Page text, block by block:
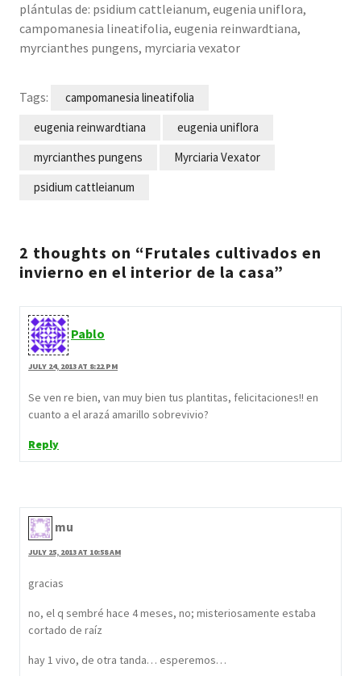
plántulas de: psidium cattleianum, eugenia uniflora,
campomanesia lineatifolia, eugenia reinwardtiana,
myrcianthes pungens, myrciaria vexator
Tags:
campomanesia lineatifolia
eugenia reinwardtiana
eugenia uniflora
myrcianthes pungens
Myrciaria Vexator
psidium cattleianum
2 thoughts on “Frutales cultivados en
invierno en el interior de la casa”
Pablo
JULY 24, 2013 AT 8:22 PM
Se ven re bien, van muy bien tus plantitas, felicitaciones!! en
cuanto a el arazá amarillo sobrevivio?
Reply
mu
JULY 25, 2013 AT 10:58 AM
gracias
no, el q sembré hace 4 meses, no; misteriosamente estaba
cortado de raíz
hay 1 vivo, de otra tanda… esperemos…